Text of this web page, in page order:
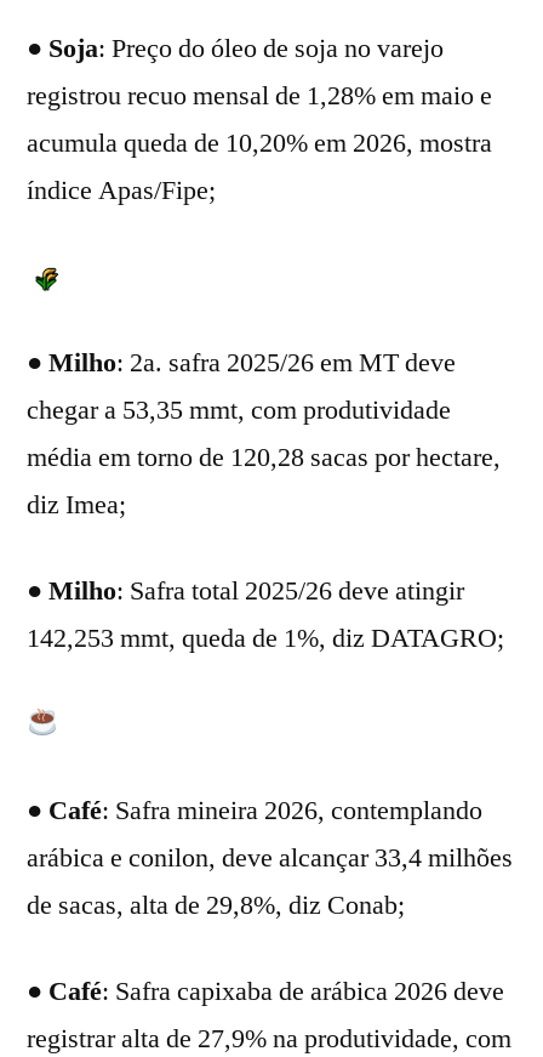
● Soja: Preço do óleo de soja no varejo
registrou recuo mensal de 1,28% em maio e
acumula queda de 10,20% em 2026, mostra
índice Apas/Fipe;
● Milho: 2a. safra 2025/26 em MT deve
chegar a 53,35 mmt, com produtividade
média em torno de 120,28 sacas por hectare,
diz Imea;
● Milho: Safra total 2025/26 deve atingir
142,253 mmt, queda de 1%, diz DATAGRO;
● Café: Safra mineira 2026, contemplando
arábica e conilon, deve alcançar 33,4 milhões
de sacas, alta de 29,8%, diz Conab;
● Café: Safra capixaba de arábica 2026 deve
registrar alta de 27,9% na produtividade, com